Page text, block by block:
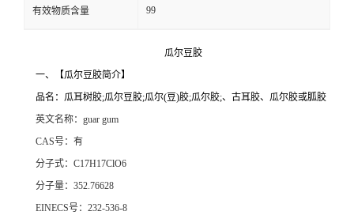
有效物质含量 99
瓜尔豆胶
一、【瓜尔豆胶简介】
品名：瓜耳树胶;瓜尔豆胶;瓜尔(豆)胶;瓜尔胶;、古耳胶、瓜尔胶或胍胶
英文名称：guar gum
CAS号：有
分子式：C17H17ClO6
分子量：352.76628
EINECS号：232-536-8